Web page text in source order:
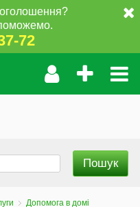
72
Допомога в домі